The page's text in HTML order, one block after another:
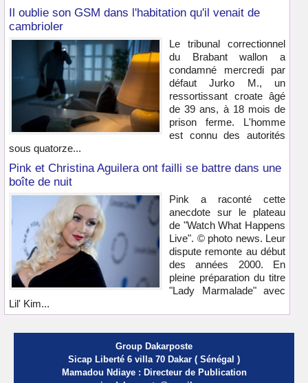
Il oublie son GSM dans l'habitation qu'il venait de
cambrioler
Le tribunal correctionnel
du Brabant wallon a
condamné mercredi par
défaut Jurko M., un
ressortissant croate âgé
de 39 ans, à 18 mois de
prison ferme. L'homme
est connu des autorités
sous quatorze...
Pink et Christina Aguilera ont failli se battre dans une
boîte de nuit
Pink a raconté cette
anecdote sur le plateau
de "Watch What Happens
Live". © photo news. Leur
dispute remonte au début
des années 2000. En
pleine préparation du titre
"Lady Marmalade" avec
Lil' Kim...
Group Dakarposte
Sicap Liberté 6 villa 70 Dakar ( Sénégal )
Mamadou Ndiaye : Directeur de Publication